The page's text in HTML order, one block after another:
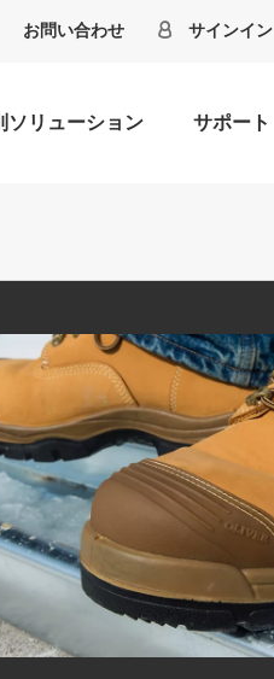
お問い合わせ サインイン
ソリューション サポート